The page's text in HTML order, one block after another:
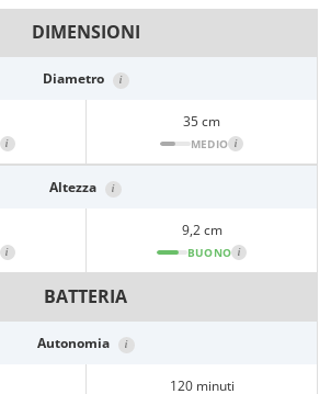
DIMENSIONI
Diametro i
i
35 cm
MEDIO i
Altezza i
i
9,2 cm
BUONO i
BATTERIA
Autonomia i
120 minuti